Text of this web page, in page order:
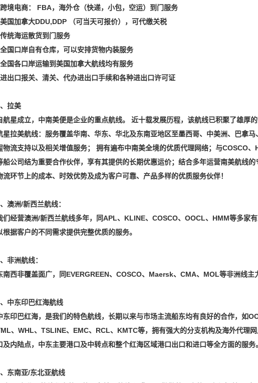
境电商： FBA，海外仓（快递，小包，空运）到门服务
国加拿大DDU,DDP （可当天可报价），可代缴关税
统海运散货到门服务
国口岸自有仓库，可以安排货物内装服务
国各口岸运输到美国加拿大航线均有服务
出口报关、清关、代办进出口手续和各种进出口许可证
拉美
航星成立，中南美便是企业的重点航线。 近十载发展历程，该航线已积聚了雄厚
星拉美航线：服务覆盖华南、华东、华北及东南亚地区至墨西哥、中美洲、巴拿
物流支持以及相关增值服务； 拥有遍布中南美全境的优质代理网络；与COSCO
船公司结为重要合作伙伴，享有其提供的长期优惠运价；结合多年运营南美航线
流环节上的成本、时效优势及成为客户可靠、产品多样的优质服务伙伴！
澳洲/新西兰航线：
们经营澳洲/新西兰航线多年，同APL、KLINE、COSCO、OOCL、HMM等多家
根据客户的不同需求提供完整优质的服务。
非洲航线：
南西非覆盖面广，同EVERGREEN、COSCO、Maersk、CMA、MOL等非洲线主
中东印巴红海航线
东印巴红海，是我们的特色航线，长期以来与市场主流船东均有良好的合作，如
、WHL、TSLINE、EMC、RCL、KMTC等，拥有强大的分支机构及海外代理
及内陆点，中东主要港口及中转点和整个红海区域港口出口和进口等全方面的服务。
东南亚/东北亚航线